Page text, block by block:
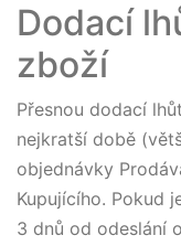
Dodací
zboží
Přesnou dodací
nejkratší době
objednávky
Kupujícího. Pokud
3 dnů od odeslání